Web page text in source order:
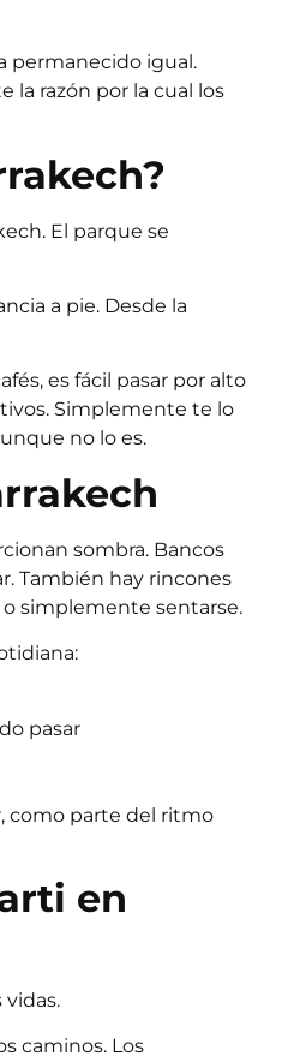
permanecido igual.
la razón por la cual los
El parque se
a pie. Desde la
es fácil pasar por alto
Simplemente te lo
no lo es.
sombra. Bancos
También hay rincones
o simplemente sentarse.
pasar
como parte del ritmo
en
vidas.
caminos. Los